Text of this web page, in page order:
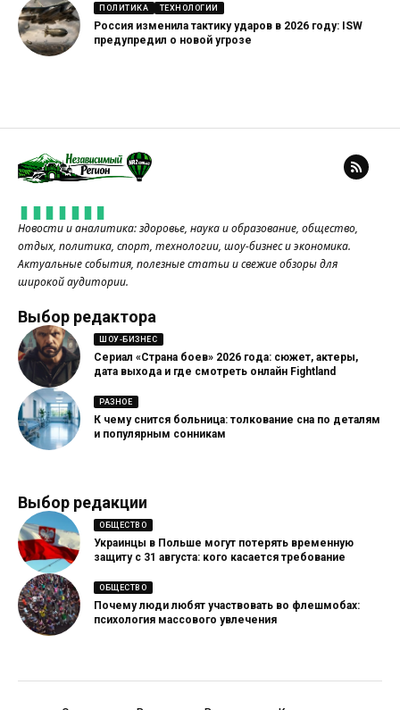
ПОЛИТИКА ТЕХНОЛОГИИ
Россия изменила тактику ударов в 2026 году: ISW
предупредил о новой угрозе
Новости и аналитика: здоровье, наука и образование, общество,
отдых, политика, спорт, технологии, шоу-бизнес и экономика.
Актуальные события, полезные статьи и свежие обзоры для
широкой аудитории.
Выбор редактора
ШОУ-БИЗНЕС
Сериал «Страна боев» 2026 года: сюжет, актеры,
дата выхода и где смотреть онлайн Fightland
РАЗНОЕ
К чему снится больница: толкование сна по деталям
и популярным сонникам
Выбор редакции
ОБЩЕСТВО
Украинцы в Польше могут потерять временную
защиту с 31 августа: кого касается требование
ОБЩЕСТВО
Почему люди любят участвовать во флешмобах:
психология массового увлечения